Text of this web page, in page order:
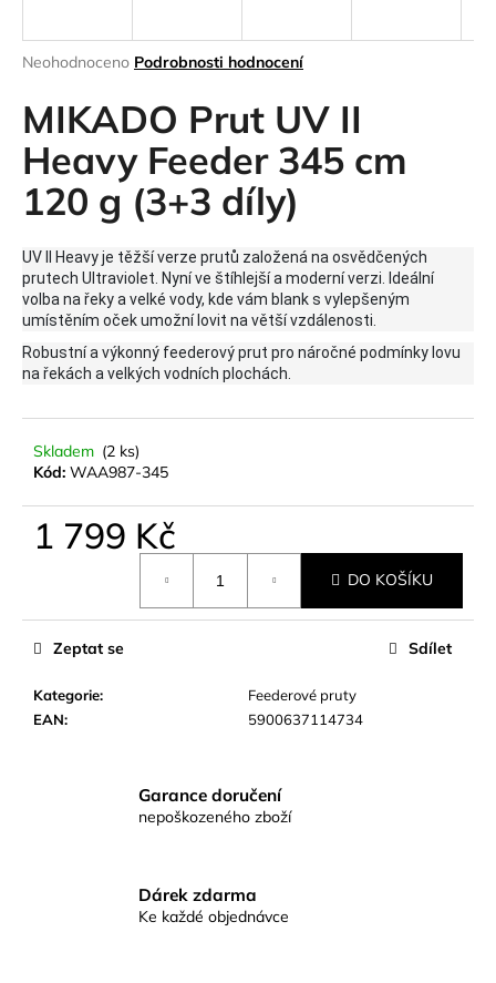
Průměrné
produktu
je
0,0
5
hvězdiček.
Neohodnoceno Podrobnosti hodnocení
MIKADO Prut UV II
Heavy Feeder 345 cm
120 g (3+3 díly)
UV II Heavy je těžší verze prutů založená na osvědčených
prutech Ultraviolet. Nyní ve štíhlejší a moderní verzi. Ideální
volba na řeky a velké vody, kde vám blank s vylepšeným
umístěním oček umožní lovit na větší vzdálenosti.
Robustní a výkonný feederový prut pro náročné podmínky lovu
na řekách a velkých vodních plochách.
Skladem (2 ks)
Kód: WAA987-345
1 799 Kč
DO KOŠÍKU
Kategorie:
Feederové pruty
EAN: 5900637114734
Zeptat se Sdílet
Garance doručení
nepoškozeného zboží
Dárek zdarma
Ke každé objednávce
j
t
?
HLEDAT
D
o
o
u
č
e
KAMATSU
CHEBURASHKA
ROUND